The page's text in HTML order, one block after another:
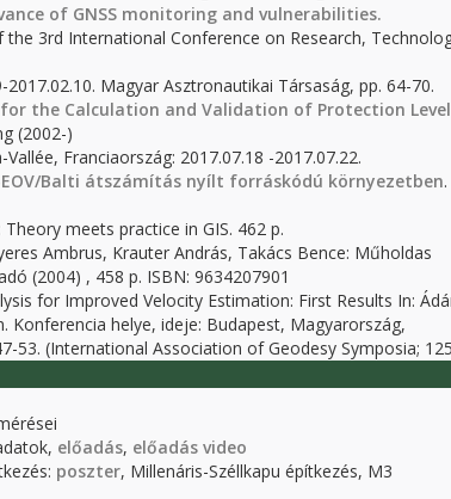
of GNSS monitoring and vulnerabilities.
3rd International Conference on Research,
Magyar Asztronautikai Társaság, pp. 64-70.
for the Calculation and Validation of Protection
(2002-)
Franciaország: 2017.07.18 -2017.07.22.
Balti átszámítás nyílt forráskódú környezetben
meets practice in GIS. 462 p.
Ambrus, Krauter András, Takács Bence: Műholdas
(2004) , 458 p. ISBN: 9634207901
for Improved Velocity Estimation: First Results In:
Konferencia helye, ideje: Budapest, Magyarország,
53. (International Association of Geodesy Symposia;
előadás, előadás video
poszter, Millenáris-Széllkapu építkezés, M3